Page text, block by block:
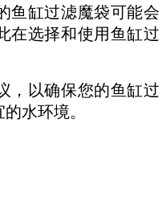
鱼缸过滤魔袋可能会
在选择和使用鱼缸过
，以确保您的鱼缸过
水环境。